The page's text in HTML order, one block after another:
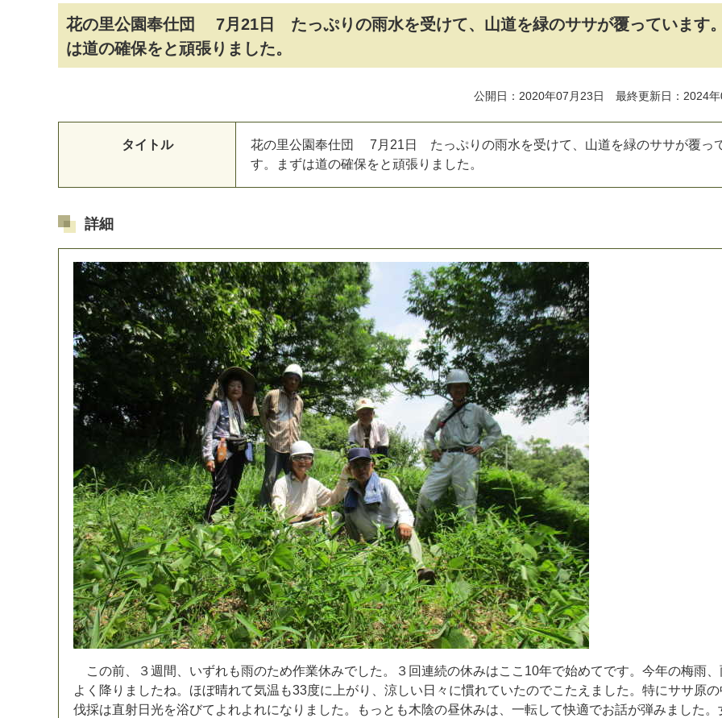
花の里公園奉仕団 7月21日 たっぷりの雨水を受けて、山道を緑のササが覆っています
は道の確保をと頑張りました。
公開日：2020年07月23日 最終更新日：2024
タイトル 花の里公園奉仕団 7 月 21 日 た っぷり の雨水を受けて 山道を緑のササが覆っ
す。 ま ずは道の確保をと頑張り ま した 。
詳細
こ の前 ３ 週 間 いずれも雨のため作業休みでした 。 ３ 回連続の休みはこ こ 10年で始めてです。 今年の梅雨
よ く 降 り ま したね。 ほぼ晴れて気温 も33度に 上がり 涼しい 日 々 に慣れていたのでこ た え ま した 。 特にササ原の
伐採は直射日 光を浴びて よ れよ れにな り ま した 。 も っ と も木陰の昼休みは 一転して快適でお話が弾み ま した 。
マイメディア検索